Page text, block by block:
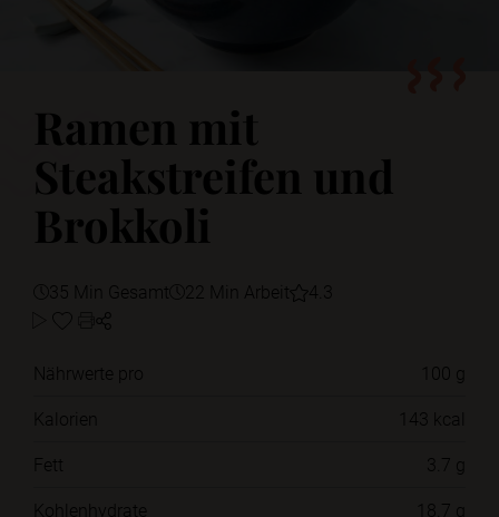
Ramen mit
Steakstreifen und
Brokkoli
35 Min Gesamt 22 Min Arbeit 4.3
Nährwerte pro
100 g
Kalorien
143 kcal
Fett
3.7 g
Kohlenhydrate
18.7 g